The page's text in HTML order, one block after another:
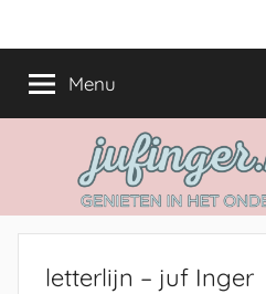
naarjufinger.nl
het
onderwijs
Menu
letterlijn – juf Inger